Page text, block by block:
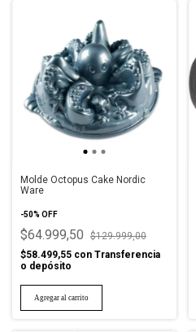
Molde Octopus Cake Nordic
Ware
-50% OFF
$64.999,50
$129.999,00
$58.499,55 con Transferencia
o depósito